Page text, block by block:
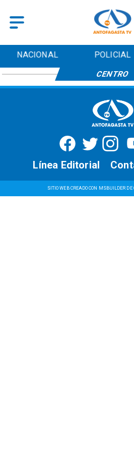
NACIONAL POLICIAL
CENTRO
SITIO WEB CREADO CON MSBUILDER
Línea Editorial